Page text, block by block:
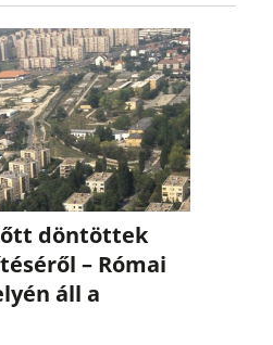
döntöttek
– Római
áll a